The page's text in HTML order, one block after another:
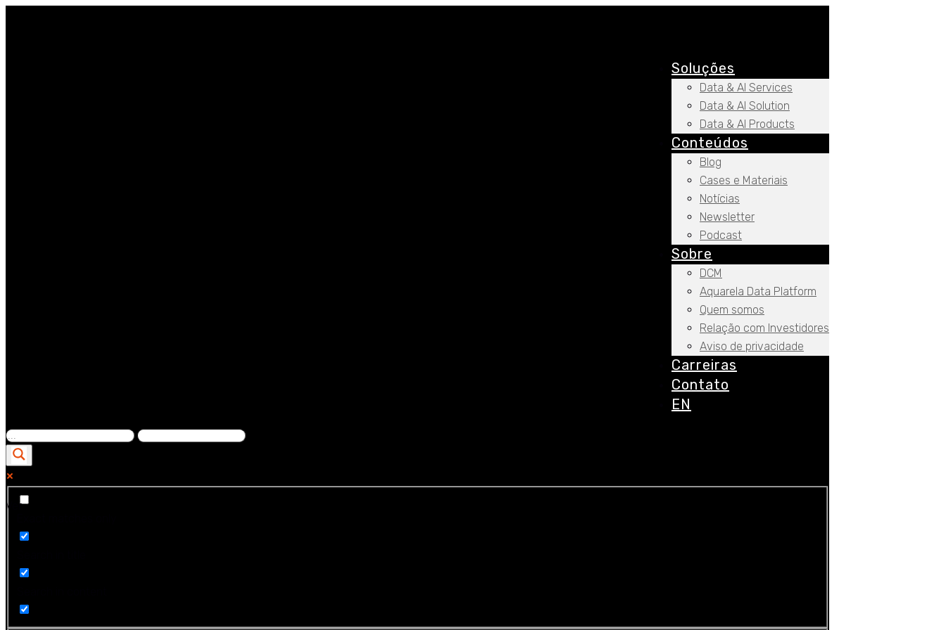
Soluções
Data & AI Services
Data & AI Solution
Data & AI Products
Conteúdos
Blog
Cases e Materiais
Notícias
Newsletter
Podcast
Sobre
DCM
Aquarela Data Platform
Quem somos
Relação com Investidores
Aviso de privacidade
Carreiras
Contato
EN
Ver...